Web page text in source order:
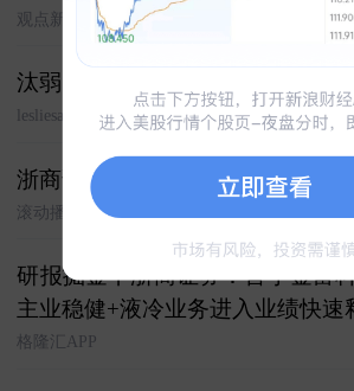
观点新媒体
汰弱留强
lesliesay
浙商证券首予金富科技“买入”评级
滚动播报
研报掘金丨浙商证券：首予金富
主业稳健+液冷业务进入业绩快速
格隆汇APP